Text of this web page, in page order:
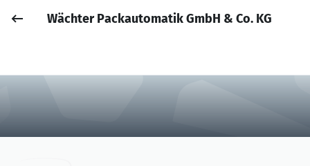
Anmelden
Job posten
Wächter Packautomatik GmbH & Co. KG